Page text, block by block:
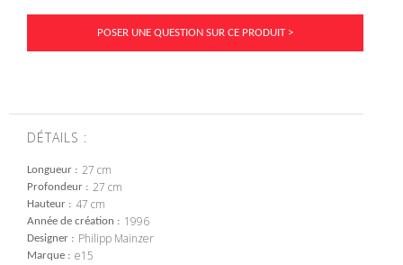
POSER UNE QUESTION SUR CE PRODUIT >
DÉTAILS :
Longueur 27 cm
Profondeur 27 cm
Hauteur 47 cm
Année de création 1996
Designer Philipp Mainzer
Marque e15